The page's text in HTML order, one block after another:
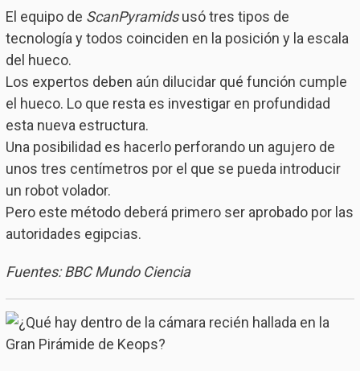
El equipo de ScanPyramidsusó tres tipos de
tecnología y todos coinciden en la posición y la escala
del hueco.
Los expertos deben aún dilucidar qué función cumple
el hueco. Lo que resta es investigar en profundidad
esta nueva estructura.
Una posibilidad es hacerlo perforando un agujero de
unos tres centímetros por el que se pueda introducir
un robot volador.
Pero este método deberá primero ser aprobado por las
autoridades egipcias.
Fuentes: BBC Mundo Ciencia